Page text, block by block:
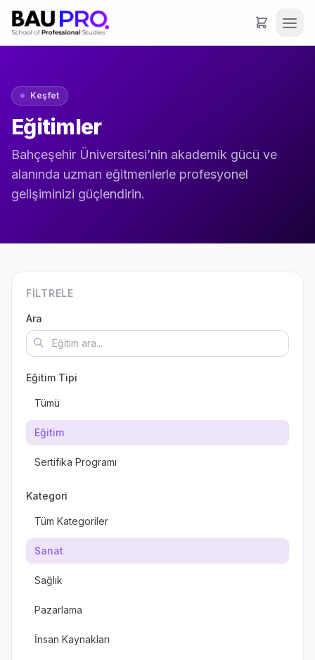
Keşfet
Eğitimler
Bahçeşehir Üniversitesi’nin akademik gücü ve
alanında uzman eğitmenlerle profesyonel
gelişiminizi güçlendirin.
FILTRELE
Ara
Eğitim Tipi
Tümü
Eğitim
Sertifika Programı
Kategori
Tüm Kategoriler
Sanat
Sağlık
Pazarlama
İnsan Kaynakları